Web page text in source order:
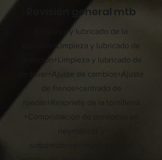
Revisión general mtb
Limpieza y lubricado de la
bicicleta+Limpieza y lubricado de
dirección+Limpieza y lubricado de
pedalier+Ajuste de cambios+Ajuste
de frenos+centrado de
ruedas+Reapriete de la tornillería